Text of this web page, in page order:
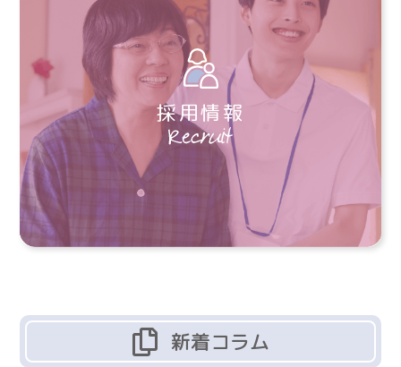
採用情報
新着コラム